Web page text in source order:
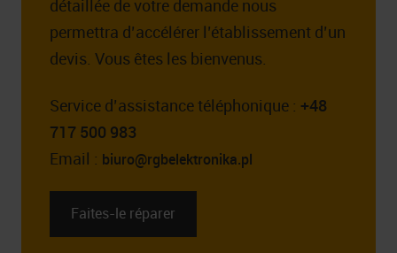
détaillée de votre demande nous
permettra d’accélérer l’établissement d’un
devis. Vous êtes les bienvenus.
Service d’assistance téléphonique : +48
717 500 983
Email : biuro@rgbelektronika.pl
Faites-le réparer